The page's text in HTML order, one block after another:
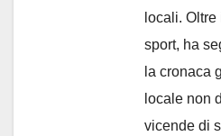
locali.
sport, ha
la cronaca
locale non
vicende di